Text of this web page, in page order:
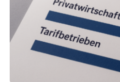
Städte Hamburg, München
hingegen die
der freiberuflichen